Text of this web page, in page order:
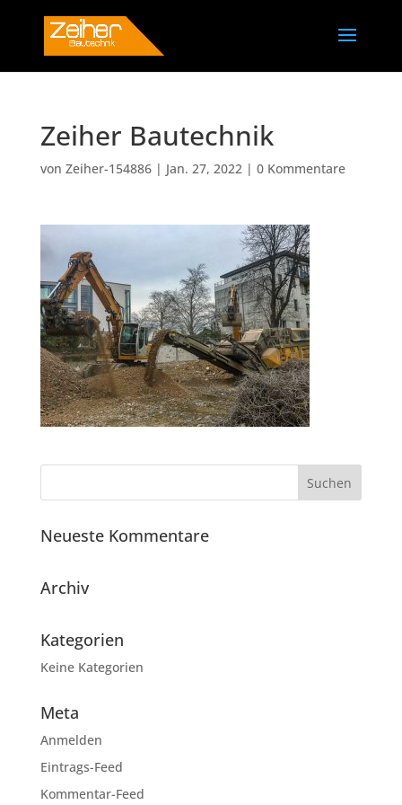
Zeiher Bautechnik
von Zeiher-154886| Jan. 27, 2022| 0 Kommentare
Neueste Kommentare
Archiv
Kategorien
Keine Kategorien
Meta
Anmelden
Eintrags-Feed
Kommentar-Feed